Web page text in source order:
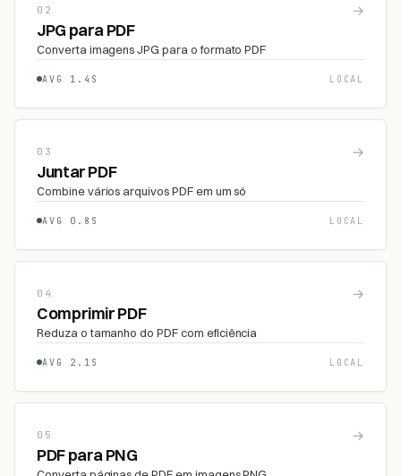
02 →
JPG para PDF
Converta imagens JPG para o formato PDF
AVG 1.4S LOCAL
03 →
Juntar PDF
Combine vários arquivos PDF em um só
AVG 0.8S LOCAL
04 →
Comprimir PDF
Reduza o tamanho do PDF com eficiência
AVG 2.1S LOCAL
05 →
PDF para PNG